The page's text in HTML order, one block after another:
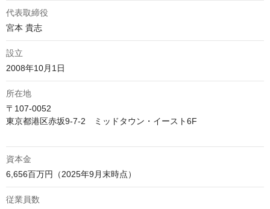
代表取締役
宮本 貴志
設立
2008年10月1日
所在地
〒107-0052
東京都港区赤坂9-7-2　ミッドタウン・イースト6F
資本金
6,656百万円（2025年9月末時点）
従業員数